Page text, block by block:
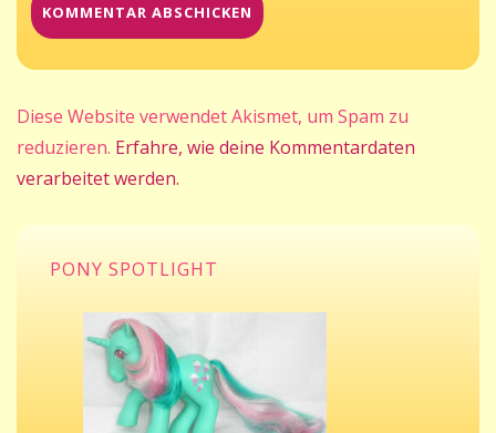
Diese Website verwendet Akismet, um Spam zu
reduzieren. Erfahre, wie deine Kommentardaten
verarbeitet werden.
PONY SPOTLIGHT